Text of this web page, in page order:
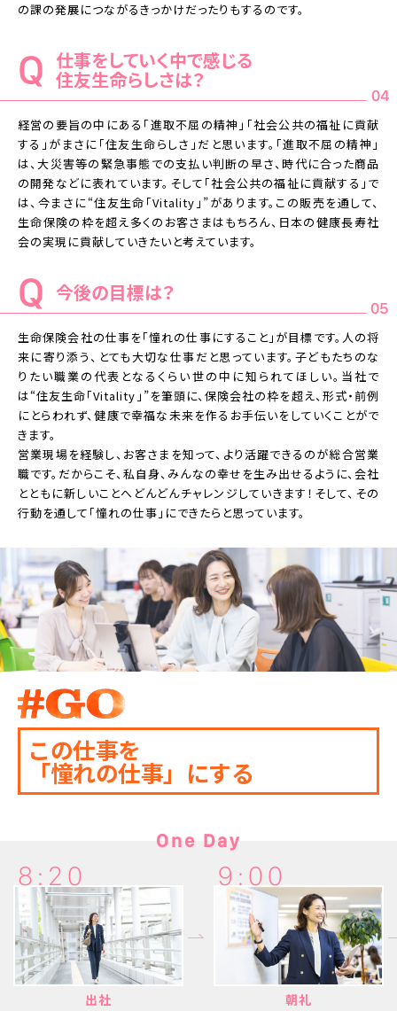
の課の発展につながるきっかけだったりもするのです。
仕事をしていく中で感じる
住友生命らしさは？
04
経営の要旨の中にある「進取不屈の精神」「社会公共の福祉に貢献
する」がまさに「住友生命らしさ」だと思います。「進取不屈の精神」
は、大災害等の緊急事態での支払い判断の早さ、時代に合った商品
の開発などに表れています。そして「社会公共の福祉に貢献する」で
は、今まさに“住友生命「Vitality」”があります。この販売を通して、
生命保険の枠を超え多くのお客さまはもちろん、日本の健康長寿社
会の実現に貢献していきたいと考えています。
今後の目標は？
05
生命保険会社の仕事を「憧れの仕事にすること」が目標です。人の将
来に寄り添う、とても大切な仕事だと思っています。子どもたちのな
りたい職業の代表となるくらい世の中に知られてほしい。当社で
は“住友生命「Vitality」”を筆頭に、保険会社の枠を超え、形式・前例
にとらわれず、健康で幸福な未来を作るお手伝いをしていくことがで
きます。
営業現場を経験し、お客さまを知って、より活躍できるのが総合営業
職です。だからこそ、私自身、みんなの幸せを生み出せるように、会社
とともに新しいことへどんどんチャレンジしていきます！そして、その
行動を通して「憧れの仕事」にできたらと思っています。
この仕事を
「憧れの仕事」にする
One Day
8:20
出社
9:00
朝礼